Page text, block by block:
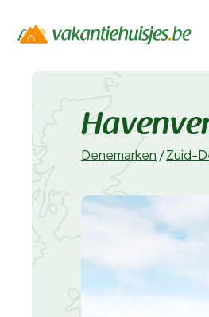
Denemarken /Zuid-